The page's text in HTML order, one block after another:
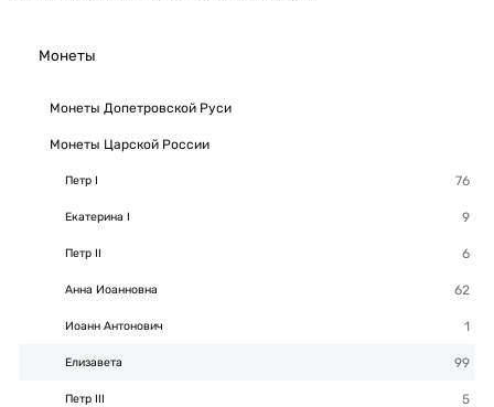
Монеты
Монеты Допетровской Руси
Монеты Царской России
Петр I
Екатерина I
Петр II
Анна Иоанновна
Иоанн Антонович
Елизавета
Петр III